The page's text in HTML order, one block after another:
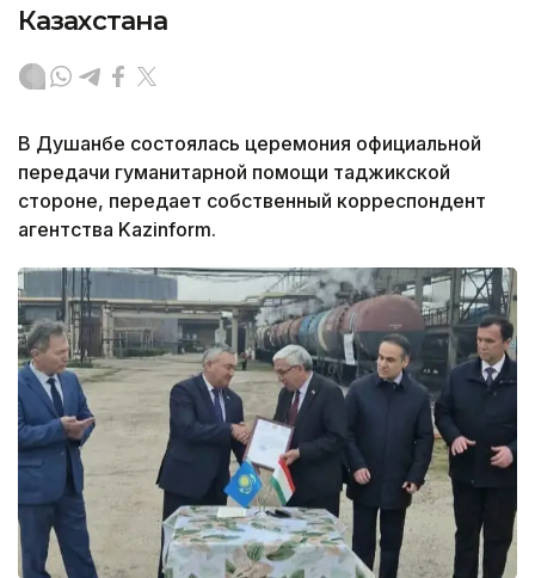
Казахстана
В Душанбе состоялась церемония официальной
передачи гуманитарной помощи таджикской
стороне, передает собственный корреспондент
агентства Kazinform.